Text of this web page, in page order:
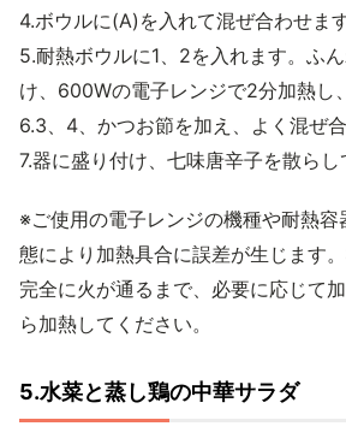
4.ボウルに(A)を入れて混ぜ合わせます
5.耐熱ボウルに1、2を入れます。ふ
け、600Wの電子レンジで2分加熱し
6.3、4、かつお節を加え、よく混ぜ合
7.器に盛り付け、七味唐辛子を散らし
※ご使用の電子レンジの機種や耐熱容
態により加熱具合に誤差が生じます
完全に火が通るまで、必要に応じて
ら加熱してください。
5.水菜と蒸し鶏の中華サラダ